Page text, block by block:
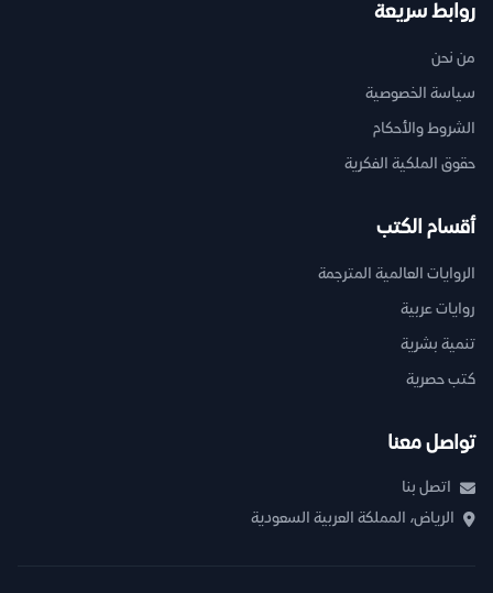
روابط سريعة
من نحن
سياسة الخصوصية
الشروط والأحكام
حقوق الملكية الفكرية
أقسام الكتب
الروايات العالمية المترجمة
روايات عربية
تنمية بشرية
كتب حصرية
تواصل معنا
اتصل بنا
الرياض، المملكة العربية السعودية